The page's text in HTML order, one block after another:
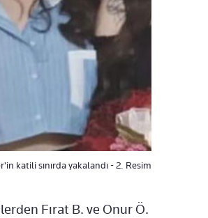
katili sınırda yakalandı - 2. Resim
Fırat B. ve Onur Ö.